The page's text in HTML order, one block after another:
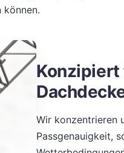
Wir konzentrieren
Passgenauigkeit,